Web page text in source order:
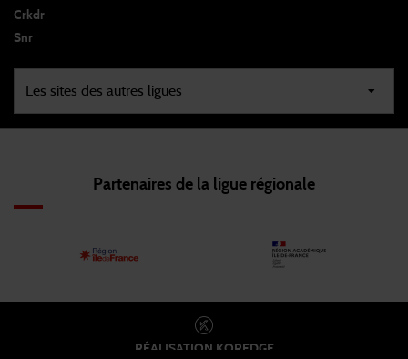
Crkdr
Snr
Partenaires de la ligue régionale
RÉALISATION KOREDGE